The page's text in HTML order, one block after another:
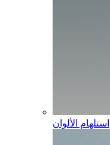
استلهام الألوان